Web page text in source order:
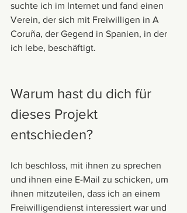
suchte ich im Internet und fand einen
Verein, der sich mit Freiwilligen in A
Coruña, der Gegend in Spanien, in der
ich lebe, beschäftigt.
Warum hast du dich für
dieses Projekt
entschieden?
Ich beschloss, mit ihnen zu sprechen
und ihnen eine E-Mail zu schicken, um
ihnen mitzuteilen, dass ich an einem
Freiwilligendienst interessiert war und